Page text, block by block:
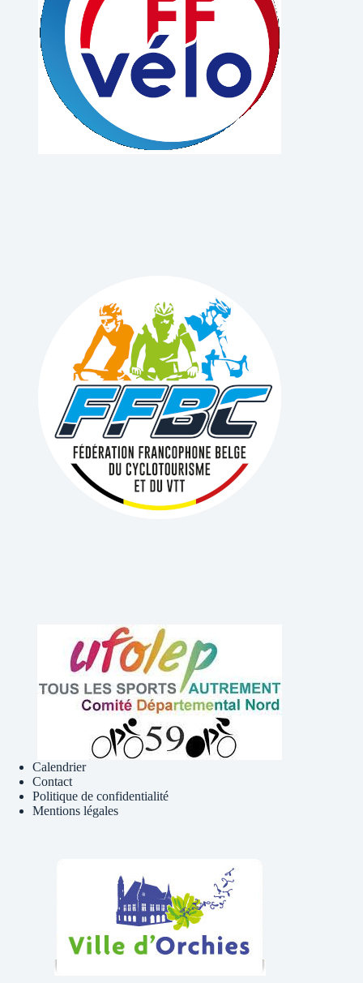
Calendrier
Contact
Politique de confidentialité
Mentions légales